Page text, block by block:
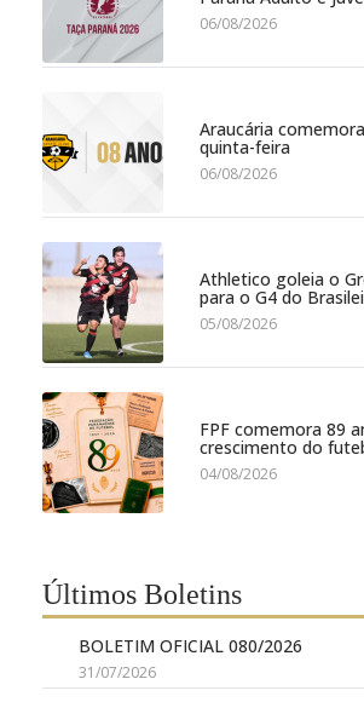
06/08/2026
Araucária
quinta-feira
06/08/2026
Athletico goleia o
para o G4 do
05/08/2026
FPF comemora 89
crescimento do
04/08/2026
Últimos Boletins
BOLETIM OFICIAL 080/2026
31/07/2026